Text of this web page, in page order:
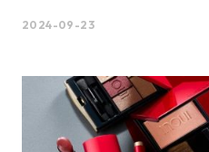
2024-09-23